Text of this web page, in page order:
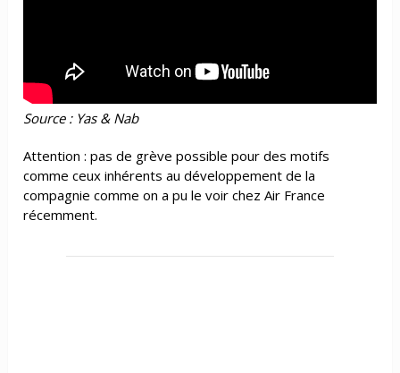
Source : Yas & Nab
Attention : pas de grève possible pour des motifs
comme ceux inhérents au développement de la
compagnie comme on a pu le voir chez Air France
récemment.